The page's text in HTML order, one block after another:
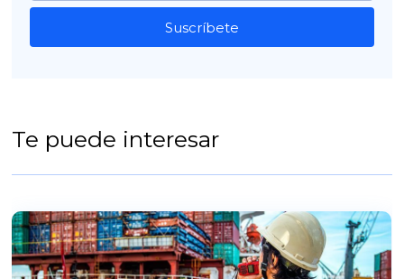
Suscríbete
Te puede interesar